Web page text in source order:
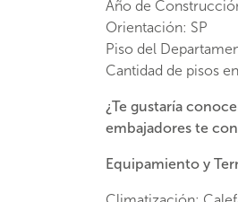
Año de
Orientación: SP
Piso del
Cantidad de pisos
¿Te gustaría
embajadores te
Equipamiento y